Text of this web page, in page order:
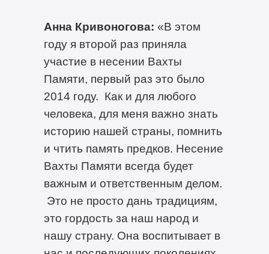
Анна Кривоногова: «В этом
году я второй раз приняла
участие в несении Вахты
Памяти, первый раз это было
2014 году. Как и для любого
человека, для меня важно знать
историю нашей страны, помнить
и чтить память предков. Несение
Вахты Памяти всегда будет
важным и ответственным делом.
Это не просто дань традициям,
это гордость за наш народ и
нашу страну. Она воспитывает в